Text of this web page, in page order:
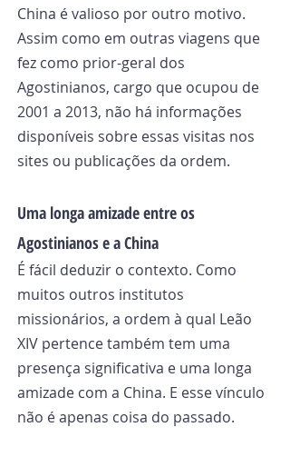
China é valioso por outro motivo.
Assim como em outras viagens que
fez como prior-geral dos
Agostinianos, cargo que ocupou de
2001 a 2013, não há informações
disponíveis sobre essas visitas nos
sites ou publicações da ordem.
Uma longa amizade entre os
Agostinianos e a China
É fácil deduzir o contexto. Como
muitos outros institutos
missionários, a ordem à qual Leão
XIV pertence também tem uma
presença significativa e uma longa
amizade com a China. E esse vínculo
não é apenas coisa do passado.